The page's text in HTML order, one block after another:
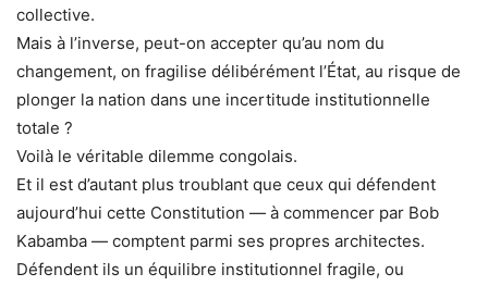
collective.
Mais à l’inverse, peut-on accepter qu’au nom du
changement, on fragilise délibérément l’État, au risque de
plonger la nation dans une incertitude institutionnelle
totale ?
Voilà le véritable dilemme congolais.
Et il est d’autant plus troublant que ceux qui défendent
aujourd’hui cette Constitution — à commencer par Bob
Kabamba — comptent parmi ses propres architectes.
Défendent ils un équilibre institutionnel fragile, ou